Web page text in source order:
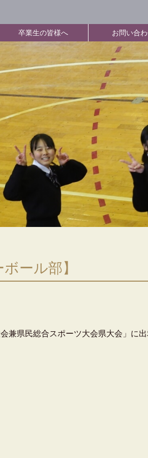
卒業生の皆様へ お問い合
ール部】
兼県民総合スポーツ大会県大会」に出